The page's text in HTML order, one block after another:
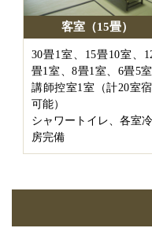
客室（15畳）
30畳1室、15畳10室、
畳1室、8畳1室、6畳5室
講師控室1室（計20室
可能）
シャワートイレ、各室
房完備